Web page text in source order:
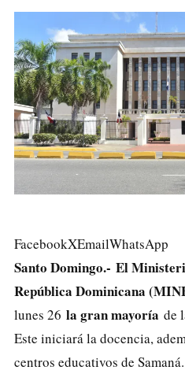
FacebookXEmailWhatsApp
Santo Domingo.- El
República Dominicana
lunes 26 la gran mayoría de
Este iniciará la docencia,
centros educativos de Samaná.